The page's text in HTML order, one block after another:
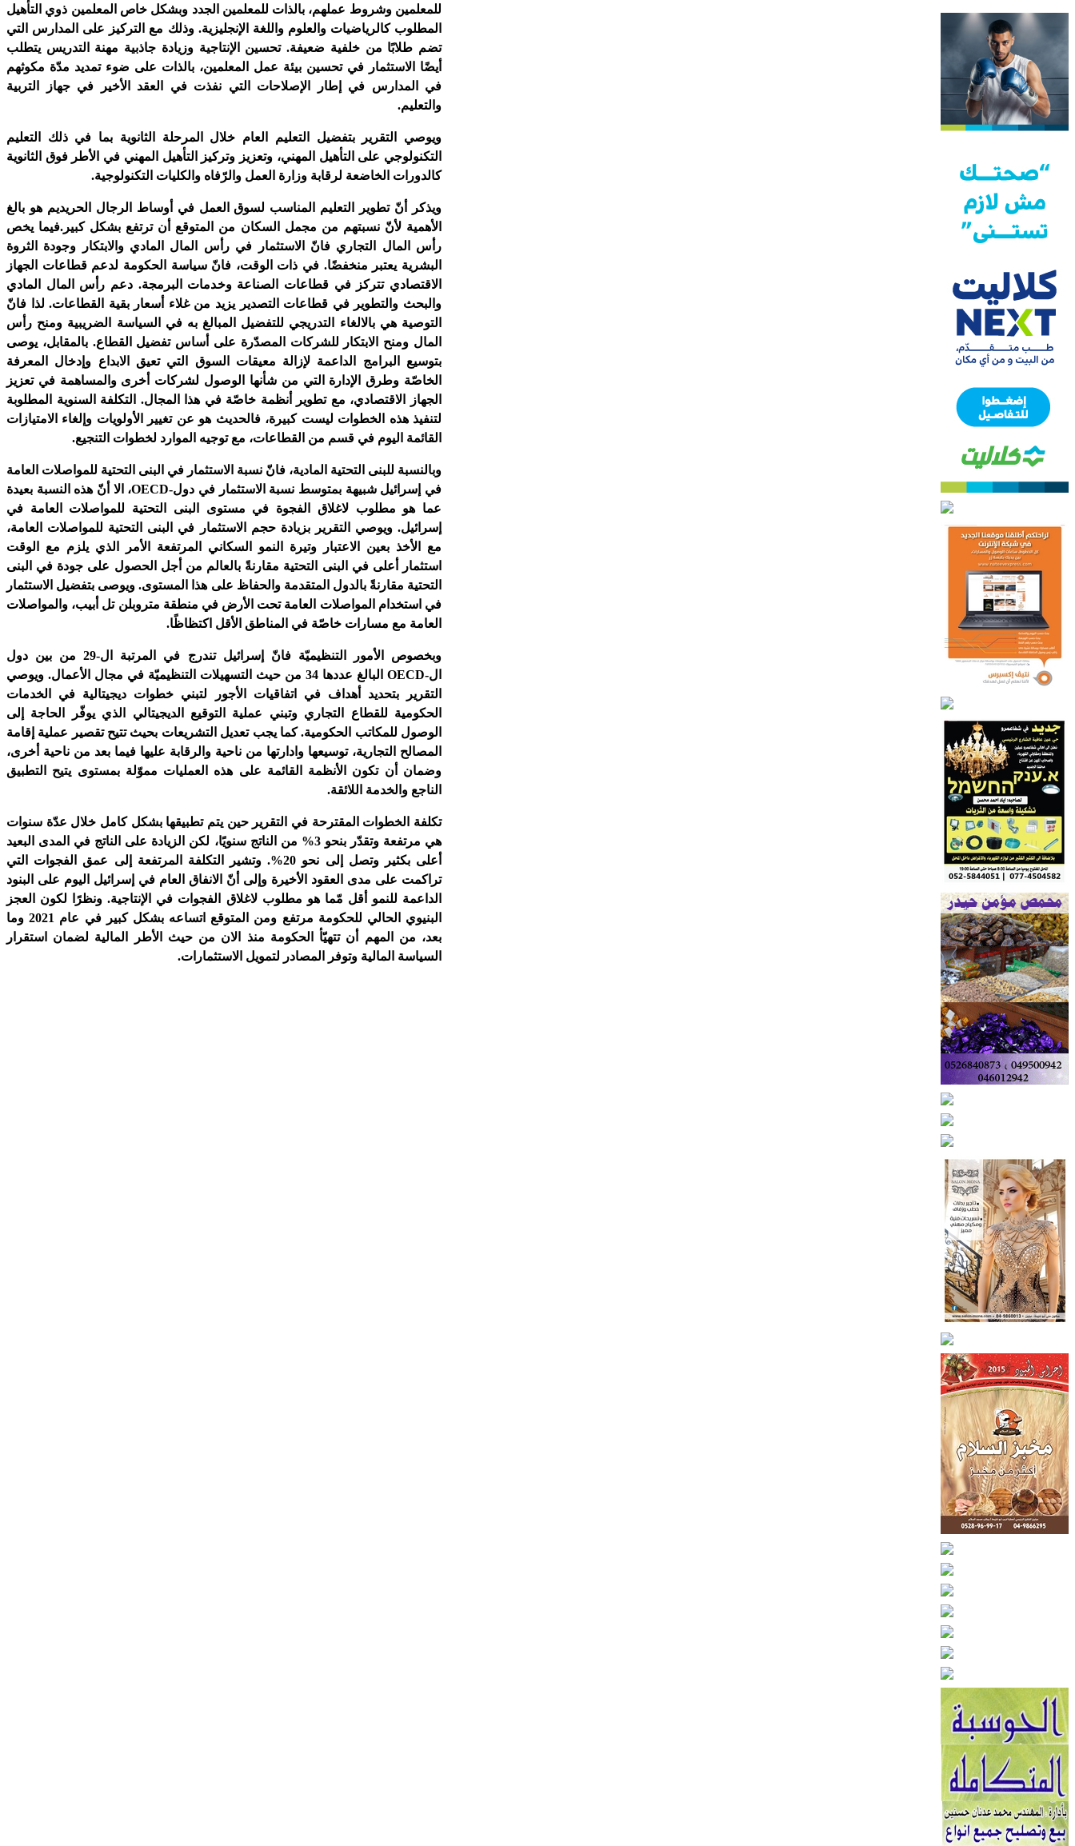
للمعلمين وشروط عملهم، بالذات للمعلمين الجدد وبشكل خاص المعلمين ذوي التأهيل
المطلوب كالرياضيات والعلوم واللغة الإنجليزية. وذلك مع التركيز على المدارس التي
تضم طلابًا من خلفية ضعيفة. تحسين الإنتاجية وزيادة جاذبية مهنة التدريس يتطلب
أيضًا الاستثمار في تحسين بيئة عمل المعلمين، بالذات على ضوء تمديد مدّة مكوثهم
في المدارس في إطار الإصلاحات التي نفذت في العقد الأخير في جهاز التربية
والتعليم.
ويوصي التقرير بتفضيل التعليم العام خلال المرحلة الثانوية بما في ذلك التعليم
التكنولوجي على التأهيل المهني، وتعزيز وتركيز التأهيل المهني في الأطر فوق الثانوية
كالدورات الخاضعة لرقابة وزارة العمل والرّفاه والكليات التكنولوجية.
ويذكر أنّ تطوير التعليم المناسب لسوق العمل في أوساط الرجال الحريديم هو بالغ
الأهمية لأنّ نسبتهم من مجمل السكان من المتوقع أن ترتفع بشكل كبير.فيما يخص
رأس المال التجاري فانّ الاستثمار في رأس المال المادي والابتكار وجودة الثروة
البشرية يعتبر منخفضًا. في ذات الوقت، فانّ سياسة الحكومة لدعم قطاعات الجهاز
الاقتصادي تتركز في قطاعات الصناعة وخدمات البرمجة. دعم رأس المال المادي
والبحث والتطوير في قطاعات التصدير يزيد من غلاء أسعار بقية القطاعات. لذا فانّ
التوصية هي بالالغاء التدريجي للتفضيل المبالغ به في السياسة الضريبية ومنح رأس
المال ومنح الابتكار للشركات المصدّرة على أساس تفضيل القطاع. بالمقابل، يوصى
بتوسيع البرامج الداعمة لإزالة معيقات السوق التي تعيق الابداع وإدخال المعرفة
الخاصّة وطرق الإدارة التي من شأنها الوصول لشركات أخرى والمساهمة في تعزيز
الجهاز الاقتصادي، مع تطوير أنظمة خاصّة في هذا المجال. التكلفة السنوية المطلوبة
لتنفيذ هذه الخطوات ليست كبيرة، فالحديث هو عن تغيير الأولويات وإلغاء الامتيازات
القائمة اليوم في قسم من القطاعات، مع توجيه الموارد لخطوات التنجيع.
وبالنسبة للبنى التحتية المادية، فانّ نسبة الاستثمار في البنى التحتية للمواصلات العامة
في إسرائيل شبيهة بمتوسط نسبة الاستثمار في دول-OECD، الا أنّ هذه النسبة بعيدة
عما هو مطلوب لاغلاق الفجوة في مستوى البنى التحتية للمواصلات العامة في
إسرائيل. ويوصي التقرير بزيادة حجم الاستثمار في البنى التحتية للمواصلات العامة،
مع الأخذ بعين الاعتبار وتيرة النمو السكاني المرتفعة الأمر الذي يلزم مع الوقت
استثمار أعلى في البنى التحتية مقارنةً بالعالم من أجل الحصول على جودة في البنى
التحتية مقارنةً بالدول المتقدمة والحفاظ على هذا المستوى. ويوصى بتفضيل الاستثمار
في استخدام المواصلات العامة تحت الأرض في منطقة متروبلن تل أبيب، والمواصلات
العامة مع مسارات خاصّة في المناطق الأقل اكتظاظًا.
وبخصوص الأمور التنظيميّة فانّ إسرائيل تندرج في المرتبة ال-29 من بين دول
ال-OECD
البالغ عددها 34 من حيث التسهيلات التنظيميّة في مجال الأعمال. ويوصي
التقرير بتحديد أهداف في اتفاقيات الأجور لتبني خطوات ديجيتالية في الخدمات
الحكومية للقطاع التجاري وتبني عملية التوقيع الديجيتالي الذي يوفّر الحاجة إلى
الوصول للمكاتب الحكومية. كما يجب تعديل التشريعات بحيث تتيح تقصير عملية إقامة
المصالح التجارية، توسيعها وادارتها من ناحية والرقابة عليها فيما بعد من ناحية أخرى،
وضمان أن تكون الأنظمة القائمة على هذه العمليات مموّلة بمستوى يتيح التطبيق
الناجع والخدمة اللائقة.
تكلفة الخطوات المقترحة في التقرير حين يتم تطبيقها بشكل كامل خلال عدّة سنوات
هي مرتفعة وتقدّر بنحو 3% من الناتج سنويًا، لكن الزيادة على الناتج في المدى البعيد
أعلى بكثير وتصل إلى نحو 20%. وتشير التكلفة المرتفعة إلى عمق الفجوات التي
تراكمت على مدى العقود الأخيرة وإلى أنّ الانفاق العام في إسرائيل اليوم على البنود
الداعمة للنمو أقل مّما هو مطلوب لاغلاق الفجوات في الإنتاجية. ونظرًا لكون العجز
البنيوي الحالي للحكومة مرتفع ومن المتوقع اتساعه بشكل كبير في عام 2021 وما
بعد، من المهم أن تتهيّأ الحكومة منذ الان من حيث الأطر المالية لضمان استقرار
السياسة المالية وتوفر المصادر لتمويل الاستثمارات.